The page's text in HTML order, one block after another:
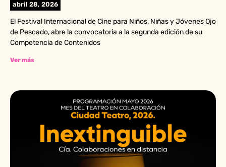
abril 28, 2026
El Festival Internacional de Cine para Niños, Niñas y Jóvenes Ojo
de Pescado, abre la convocatoria a la segunda edición de su
Competencia de Contenidos
Ver más